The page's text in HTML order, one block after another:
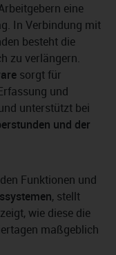
eine
In Verbindung mit
besteht die
zu verlängern.
sorgt für
und
unterstützt bei
und der
Funktionen und
, stellt
wie diese die
maßgeblich